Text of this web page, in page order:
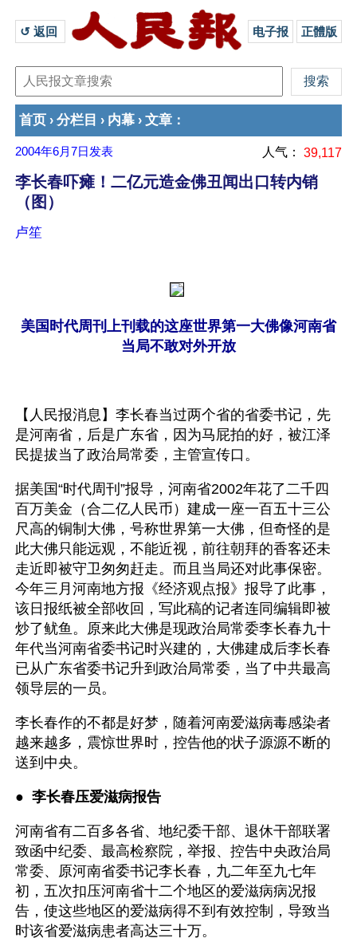
↺ 返回 电子报 正體版
首页 › 分栏目 › 内幕 › 文章 ：
2004年6月7日 发表 人气： 39,117
李长春吓瘫！二亿元造金佛丑闻出口转内销
（图）
卢笙
美国时代周刊上刊载的这座世界第一大佛像河南省
当局不敢对外开放
【人民报消息】李长春当过两个省的省委书记，先
是河南省，后是广东省，因为马屁拍的好，被江泽
民提拔当了政治局常委，主管宣传口。
据美国“时代周刊”报导，河南省2002年花了二千四
百万美金（合二亿人民币）建成一座一百五十三公
尺高的铜制大佛，号称世界第一大佛，但奇怪的是
此大佛只能远观，不能近视，前往朝拜的香客还未
走近即被守卫匆匆赶走。而且当局还对此事保密。
今年三月河南地方报《经济观点报》报导了此事，
该日报纸被全部收回，写此稿的记者连同编辑即被
炒了鱿鱼。原来此大佛是现政治局常委李长春九十
年代当河南省委书记时兴建的，大佛建成后李长春
已从广东省委书记升到政治局常委，当了中共最高
领导层的一员。
李长春作的不都是好梦，随着河南爱滋病毒感染者
越来越多，震惊世界时，控告他的状子源源不断的
送到中央。
● 李长春压爱滋病报告
河南省有二百多各省、地纪委干部、退休干部联署
致函中纪委、最高检察院，举报、控告中央政治局
常委、原河南省委书记李长春，九二年至九七年
初，五次扣压河南省十二个地区的爱滋病病况报
告，使这些地区的爱滋病得不到有效控制，导致当
时该省爱滋病患者高达三十万。